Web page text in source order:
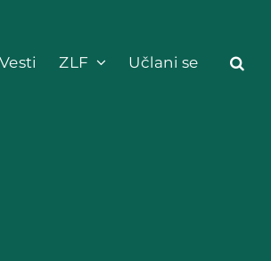
Vesti ZLF Učlani se